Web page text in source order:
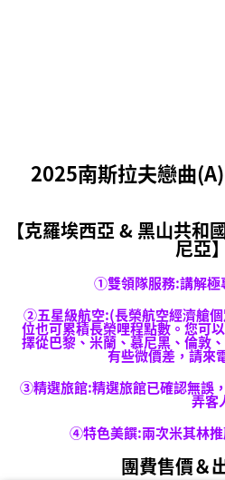
2025南斯拉夫戀曲
【克羅埃西亞 & 黑山共和
尼亞
①雙領隊服務:講解極
②五星級航空:(長榮航空經濟艙
位也可累積長榮哩程點數。您可
擇從巴黎、米蘭、慕尼黑、倫敦
有些微價差，請來
③精選旅館:精選旅館已確認無誤
弄客
④特色美饌:兩次米其林
團費售價＆